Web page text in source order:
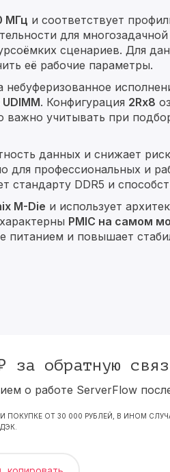
МГц и соответствует
для
сценариев. Для
её рабочие параметры.
небуферизованное
UDIMM. Конфигурация 2Rx8
важно учитывать при
данных и снижает
для профессиональных и
стандарту DDR5 и
M-Die и использует
PMIC на самом
питанием и повышает
за обратную
о работе ServerFlow
ПОКУПКЕ ОТ 30 000 РУБЛЕЙ, В ИНОМ